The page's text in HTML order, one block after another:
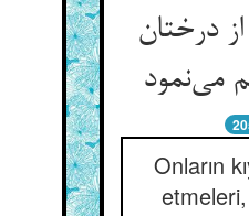
درختان
می‌نمود
Onların